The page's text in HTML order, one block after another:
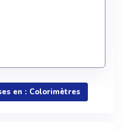
en : Colorimètres